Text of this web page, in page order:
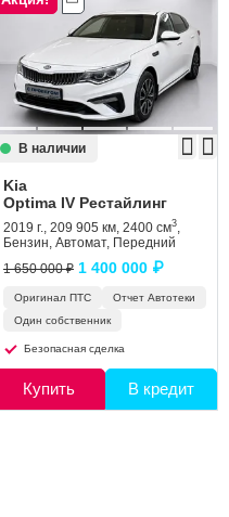
В наличии
Kia
Optima IV Рестайлинг
2019 г., 209 905 км, 2400 см3,
Бензин, Автомат, Передний
1 650 000 ₽ 1 400 000 ₽
Оригинал ПТС
Отчет Автотеки
Один собственник
Безопасная сделка
Купить В кредит